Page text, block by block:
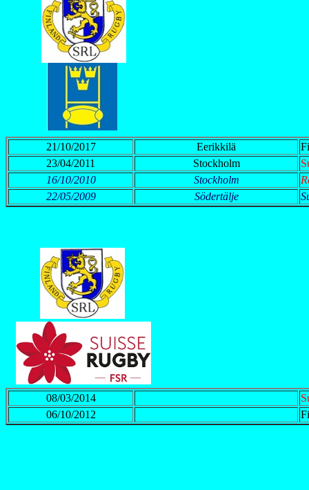
21/10/2017 Eerikkilä
23/04/2011
Stockholm
16/10/2010
Stockholm
22/05/2009
Södertälje
08/03/2014
06/10/2012